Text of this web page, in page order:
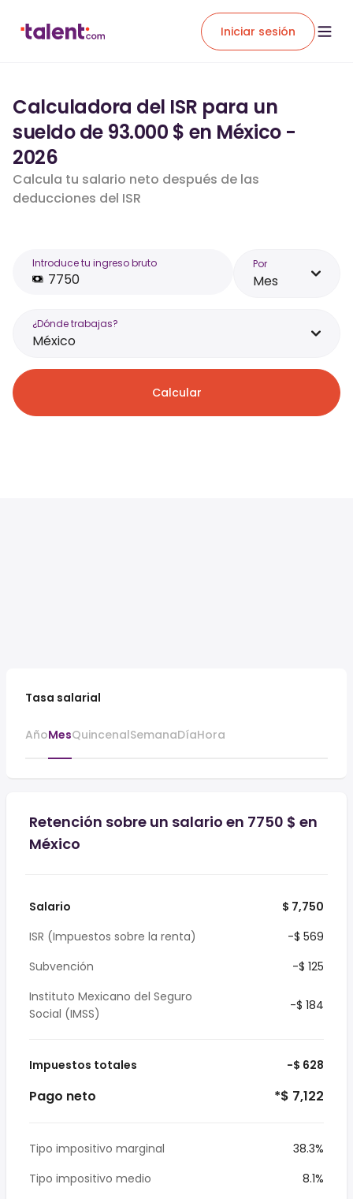
Iniciar sesión
Calculadora del ISR para un
sueldo de 93.000 $ en México -
2026
Calcula tu salario neto después de las
deducciones del ISR
Introduce tu ingreso bruto Por
Mes
¿Dónde trabajas?
México
Calcular
Tasa salarial
AñoMesQuincenalSemanaDíaHora
Retención sobre un salario en 7750 $ en
México
Salario
$ 7,750
ISR (Impuestos sobre la renta)
-$ 569
Subvención
-$ 125
Instituto Mexicano del Seguro
Social (IMSS)
-$ 184
Impuestos totales -$ 628
Pago neto *$ 7,122
Tipo impositivo marginal
38.3%
Tipo impositivo medio
8.1%